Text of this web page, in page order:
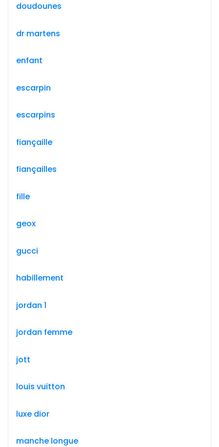
doudounes
dr martens
enfant
escarpin
escarpins
fiançaille
fiançailles
fille
geox
gucci
habillement
jordan 1
jordan femme
jott
louis vuitton
luxe dior
manche longue